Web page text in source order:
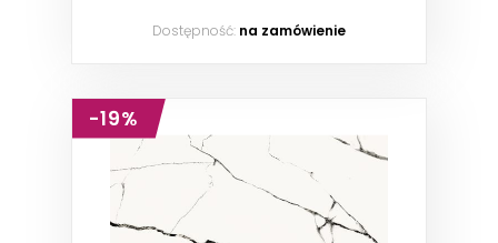
Dostępność: na zamówienie
-19%